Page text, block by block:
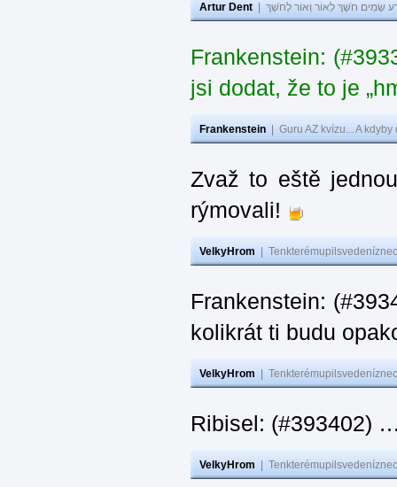
Artur Dent שָׂמִים חֹשֶׁךְ לְאוֹר וְאוֹר לְחֹשֶׁךְ
Frankenstein:
jsi dodat, že to je
Frankenstein Guru AZ kvízu... A
Zvaž to eště
rýmovali!
VelkyHrom
Frankenstein:
kolikrát ti budu
VelkyHrom
Ribisel: (#393402)
VelkyHrom